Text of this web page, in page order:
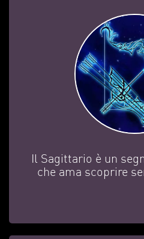
Il Sagittario è un
che ama scoprire